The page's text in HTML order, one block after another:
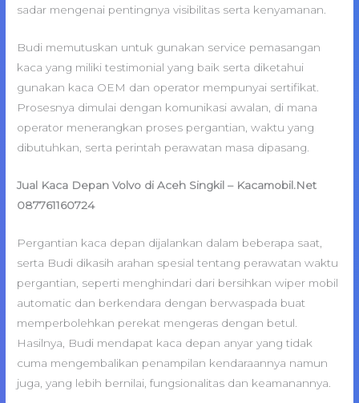
sadar mengenai pentingnya visibilitas serta kenyamanan.
Budi memutuskan untuk gunakan service pemasangan
kaca yang miliki testimonial yang baik serta diketahui
gunakan kaca OEM dan operator mempunyai sertifikat.
Prosesnya dimulai dengan komunikasi awalan, di mana
operator menerangkan proses pergantian, waktu yang
dibutuhkan, serta perintah perawatan masa dipasang.
Jual Kaca Depan Volvo di Aceh Singkil – Kacamobil.Net
087761160724
Pergantian kaca depan dijalankan dalam beberapa saat,
serta Budi dikasih arahan spesial tentang perawatan waktu
pergantian, seperti menghindari dari bersihkan wiper mobil
automatic dan berkendara dengan berwaspada buat
memperbolehkan perekat mengeras dengan betul.
Hasilnya, Budi mendapat kaca depan anyar yang tidak
cuma mengembalikan penampilan kendaraannya namun
juga, yang lebih bernilai, fungsionalitas dan keamanannya.